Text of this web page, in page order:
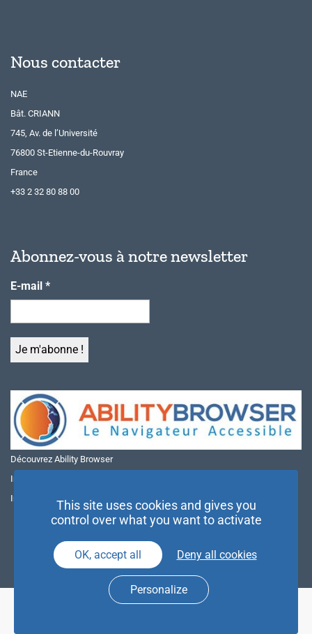
Nous contacter
NAE
Bât. CRIANN
745, Av. de l’Université
76800 St-Etienne-du-Rouvray
France
+33 2 32 80 88 00
Abonnez-vous à notre newsletter
E-mail *
Découvrez Ability Browser
Installer Ability Browser sur Windows
Installer Ability Browser sur Mac
This site uses cookies and gives you
control over what you want to activate
OK, accept all Deny all cookies
Personalize